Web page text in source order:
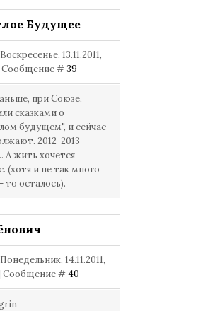
Будущее
13.11.2011,
Сообщение #39
при Союзе,
сказками о
будущем", и сейчас
2012-2013-
А жить хочется
(хотя и не так много
то осталось).
14.11.2011,
Сообщение #40